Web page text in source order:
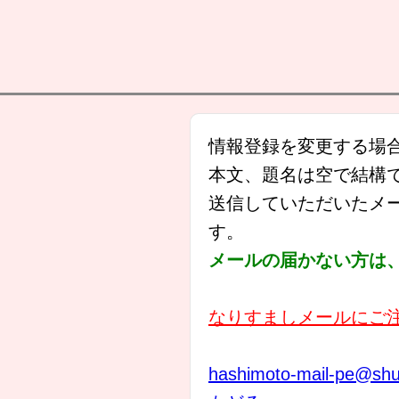
情報登録を変更する場
本文、題名は空で結構
送信していただいたメ
す。
メールの届かない方は
なりすましメールにご
hashimoto-mail-